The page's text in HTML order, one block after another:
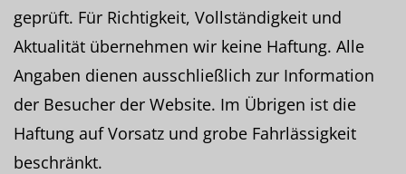
geprüft. Für Richtigkeit, Vollständigkeit und
Aktualität übernehmen wir keine Haftung. Alle
Angaben dienen ausschließlich zur Information
der Besucher der Website. Im Übrigen ist die
Haftung auf Vorsatz und grobe Fahrlässigkeit
beschränkt.